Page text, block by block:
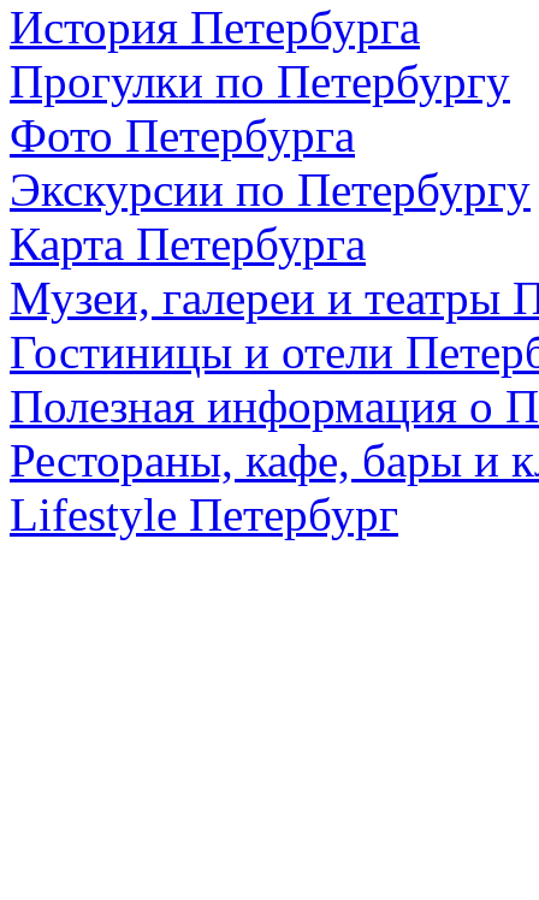
История Петербурга
Прогулки по Петербургу
Фото Петербурга
Экскурсии по Петербургу
Карта Петербурга
Музеи, галереи и театры
Гостиницы и отели
Полезная информация о
Рестораны, кафе, бары и
Lifestyle Петербург